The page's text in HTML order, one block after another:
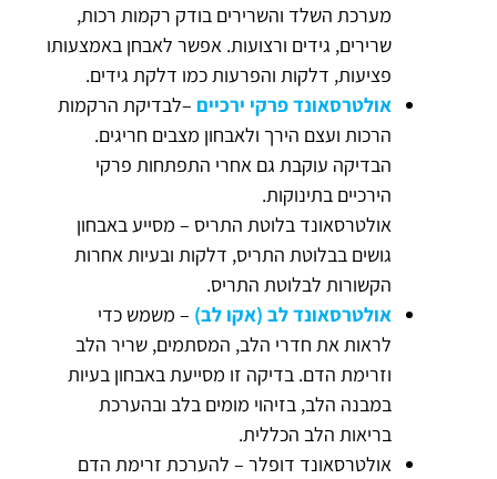
מערכת השלד והשרירים בודק רקמות רכות,
שרירים, גידים ורצועות. אפשר לאבחן באמצעותו
פציעות, דלקות והפרעות כמו דלקת גידים.
אולטרסאונד פרקי ירכיים –לבדיקת הרקמות
הרכות ועצם הירך ולאבחון מצבים חריגים.
הבדיקה עוקבת גם אחרי התפתחות פרקי
הירכיים בתינוקות.
אולטרסאונד בלוטת התריס – מסייע באבחון
גושים בבלוטת התריס, דלקות ובעיות אחרות
הקשורות לבלוטת התריס.
אולטרסאונד לב (אקו לב) – משמש כדי
לראות את חדרי הלב, המסתמים, שריר הלב
וזרימת הדם. בדיקה זו מסייעת באבחון בעיות
במבנה הלב, בזיהוי מומים בלב ובהערכת
בריאות הלב הכללית.
אולטרסאונד דופלר – להערכת זרימת הדם